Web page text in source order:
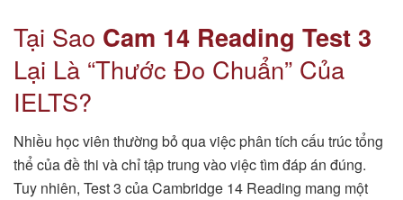
Tại Sao Cam 14 Reading Test 3
Lại Là “Thước Đo Chuẩn” Của
IELTS?
Nhiều học viên thường bỏ qua việc phân tích cấu trúc tổng
thể của đề thi và chỉ tập trung vào việc tìm đáp án đúng.
Tuy nhiên, Test 3 của Cambridge 14 Reading mang một